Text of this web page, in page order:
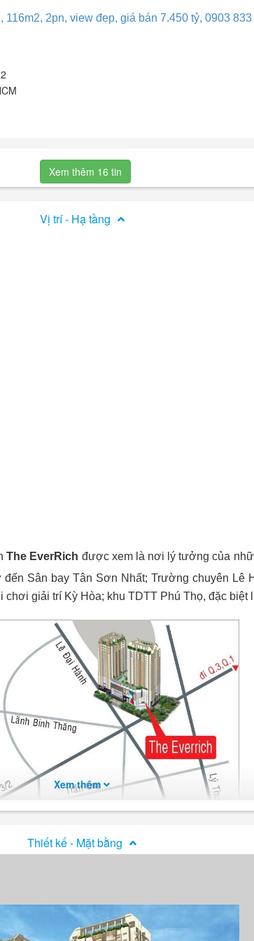
116m2, 2pn, view đẹp, giá bán 7.450 tỷ, 0903 833
2
rất mát, view nhìn thấy trường đua, có tiện ích siêu
Xem thêm 16 tin
Vị trí - Hạ tầng
The EverRich được xem là nơi lý tưởng của
Sân bay Tân Sơn Nhất; Trường chuyên Lê
giải trí Kỳ Hòa; khu TDTT Phú Thọ, đặc
Xem thêm
Thiết kế - Mặt bằng